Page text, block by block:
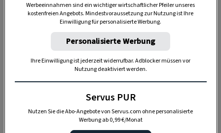
Anzeige
Werbeeinnahmen sind ein wichtiger wirtschaftlicher Pfeiler unseres
kostenfreien Angebots. Mindestvoraussetzung zur Nutzung ist Ihre
Einwilligung für personalisierte Werbung.
Personalisierte Werbung
Ihre Einwilligung ist jederzeit widerrufbar. Adblocker müssen vor
Nutzung deaktiviert werden.
Servus PUR
Nutzen Sie die Abo-Angebote von Servus.com ohne personalisierte
Werbung ab 0,99 €/Monat